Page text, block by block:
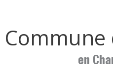
Commune
en